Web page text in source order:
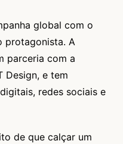
global com o
protagonista. A
parceria com a
Design, e tem
redes sociais e
de que calçar um